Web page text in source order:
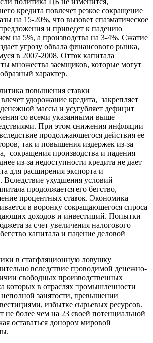
кредита повлечет резкое сокращение
на 15-20%, что вызовет спазматическое
и приведет к падению
на 5%, а производства на 3-4%. Сжатие
угрозу обвала финансового рынка,
в 2007-2008. Отток капитала
множества заемщиков, которые могут
характер.
повышения ставки
удорожание кредита, закрепляет
массы и усугубляет дефицит
со всеми указанными выше
При этом снижения инфляции
продолжающегося действия ее
так и повышения издержек из-за
сокращения производства и падения
из-за недоступности кредита не дает
для расширения экспорта и
Вследствие ухудшения условий
продолжается его бегство,
процентных ставок. Экономика
в воронку сокращающегося спроса
доходов и инвестиций. Попытки
за счет увеличения налогового
капитала и падение деловой
в стагфляционную ловушку
вследствие проводимой денежно-
свободных производственных
которых в отраслях промышленности
неполной занятости, превышении
избытке сырьевых ресурсов.
не более чем на 23 своей потенциальной
оставаться донором мировой